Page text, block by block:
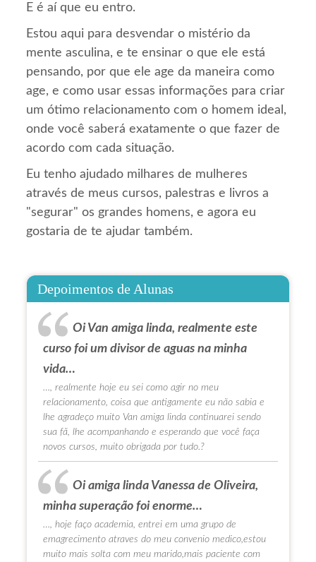
E é aí que eu entro.
Estou aqui para desvendar o mistério da
mente asculina, e te ensinar o que ele está
pensando, por que ele age da maneira como
age, e como usar essas informações para criar
um ótimo relacionamento com o homem ideal,
onde você saberá exatamente o que fazer de
acordo com cada situação.
Eu tenho ajudado milhares de mulheres
através de meus cursos, palestras e livros a
"segurar" os grandes homens, e agora eu
gostaria de te ajudar também.
Depoimentos de Alunas
Oi Van amiga linda, realmente este
curso foi um divisor de aguas na minha
vida…
…, realmente hoje eu sei como agir no meu
relacionamento, coisa que antigamente eu não sabia e
lhe agradeço muito Van amiga linda continuarei sendo
sua fã, lhe acompanhando e esperando que você faça
novos cursos, muito obrigada por tudo.?
Oi amiga linda Vanessa de Oliveira,
minha superação foi enorme…
…, hoje faço academia, entrei em uma grupo de
emagrecimento atraves do meu convenio medico,estou
muito mais solta com meu marido,mais paciente com